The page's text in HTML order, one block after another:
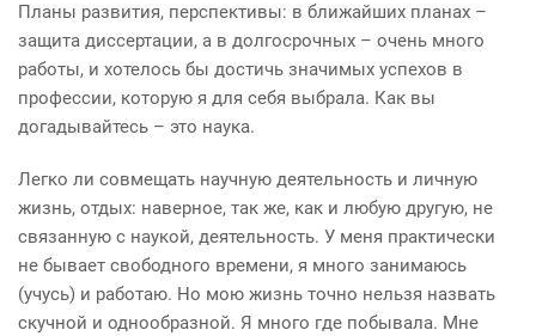
Планы развития, перспективы: в ближайших планах –
защита диссертации, а в долгосрочных – очень много
работы, и хотелось бы достичь значимых успехов в
профессии, которую я для себя выбрала. Как вы
догадывайтесь – это наука.
Легко ли совмещать научную деятельность и личную
жизнь, отдых: наверное, так же, как и любую другую, не
связанную с наукой, деятельность. У меня практически
не бывает свободного времени, я много занимаюсь
(учусь) и работаю. Но мою жизнь точно нельзя назвать
скучной и однообразной. Я много где побывала. Мне